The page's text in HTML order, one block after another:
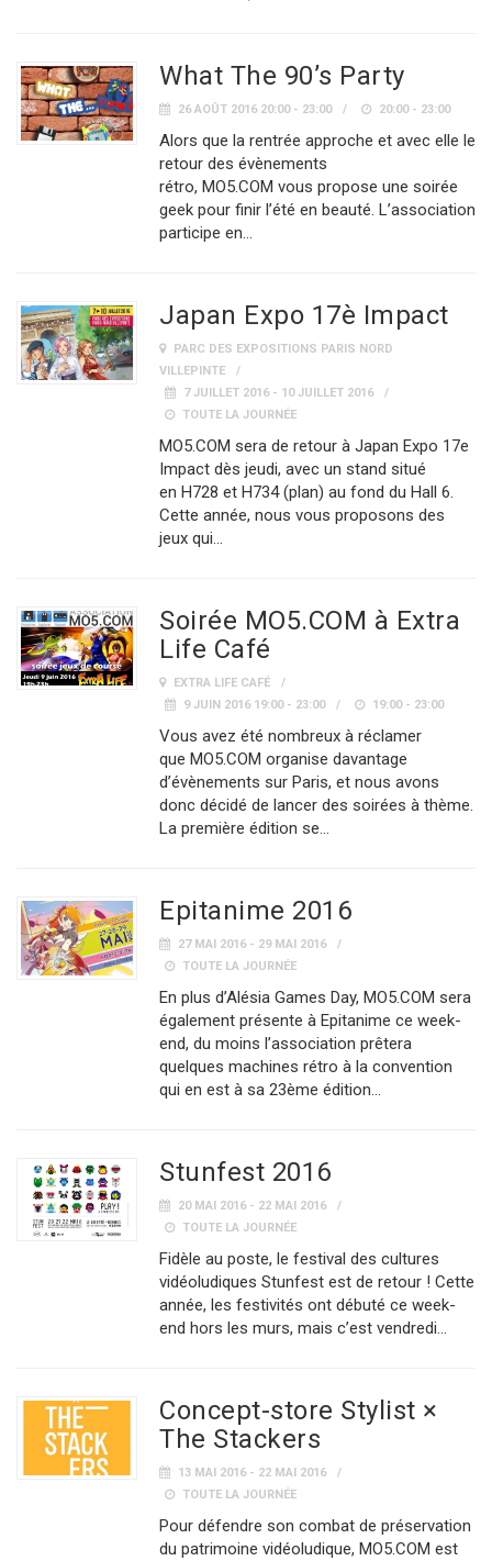
What The 90’s Party
26 AOÛT 2016 20:00 - 23:00 20:00 - 23:00
Alors que la rentrée approche et avec elle le
retour des évènements
rétro, MO5.COM vous propose une soirée
geek pour finir l’été en beauté. L’association
participe en…
Japan Expo 17è Impact
PARC DES EXPOSITIONS PARIS NORD
VILLEPINTE
7 JUILLET 2016 - 10 JUILLET 2016
TOUTE LA JOURNÉE
MO5.COM sera de retour à Japan Expo 17e
Impact dès jeudi, avec un stand situé
en H728 et H734 (plan) au fond du Hall 6.
Cette année, nous vous proposons des
jeux qui…
Soirée MO5.COM à Extra
Life Café
EXTRA LIFE CAFÉ
9 JUIN 2016 19:00 - 23:00
19:00 - 23:00
Vous avez été nombreux à réclamer
que MO5.COM organise davantage
d’évènements sur Paris, et nous avons
donc décidé de lancer des soirées à thème.
La première édition se…
Epitanime 2016
27 MAI 2016 - 29 MAI 2016
TOUTE LA JOURNÉE
En plus d’Alésia Games Day, MO5.COM sera
également présente à Epitanime ce week-
end, du moins l’association prêtera
quelques machines rétro à la convention
qui en est à sa 23ème édition…
Stunfest 2016
20 MAI 2016 - 22 MAI 2016
TOUTE LA JOURNÉE
Fidèle au poste, le festival des cultures
vidéoludiques Stunfest est de retour ! Cette
année, les festivités ont débuté ce week-
end hors les murs, mais c’est vendredi…
Concept-store Stylist ×
The Stackers
13 MAI 2016 - 22 MAI 2016
TOUTE LA JOURNÉE
Pour défendre son combat de préservation
du patrimoine vidéoludique, MO5.COM est